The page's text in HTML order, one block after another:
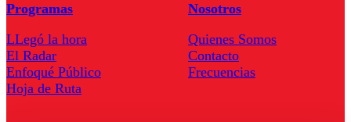
Programas
LLegó la hora
El Radar
Enfoqué Público
Hoja de Ruta
Nosotros
Quienes Somos
Contacto
Frecuencias